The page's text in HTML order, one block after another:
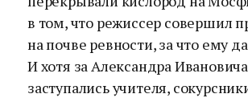
в том, что режиссер совершил
на почве ревности, за что ему
И хотя за Александра
заступались учителя,